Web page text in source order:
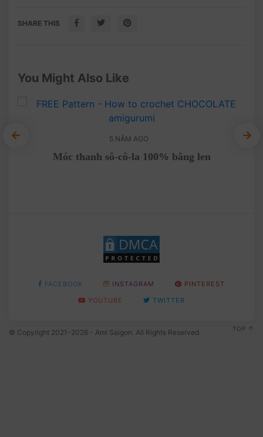
SHARE THIS
You Might Also Like
5 NĂM AGO
Móc thanh sô-cô-la 100% bằng len
FACEBOOK INSTAGRAM
PINTEREST
YOUTUBE
TWITTER
© Copyright 2021-2026 - Ami Saigon. All Rights Reserved. TOP